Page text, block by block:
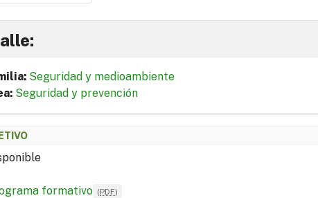
Seguridad y medioambiente
Seguridad y prevención
formativo (PDF)